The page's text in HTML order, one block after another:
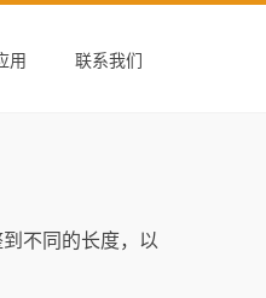
用 联系我们
不同的长度，以